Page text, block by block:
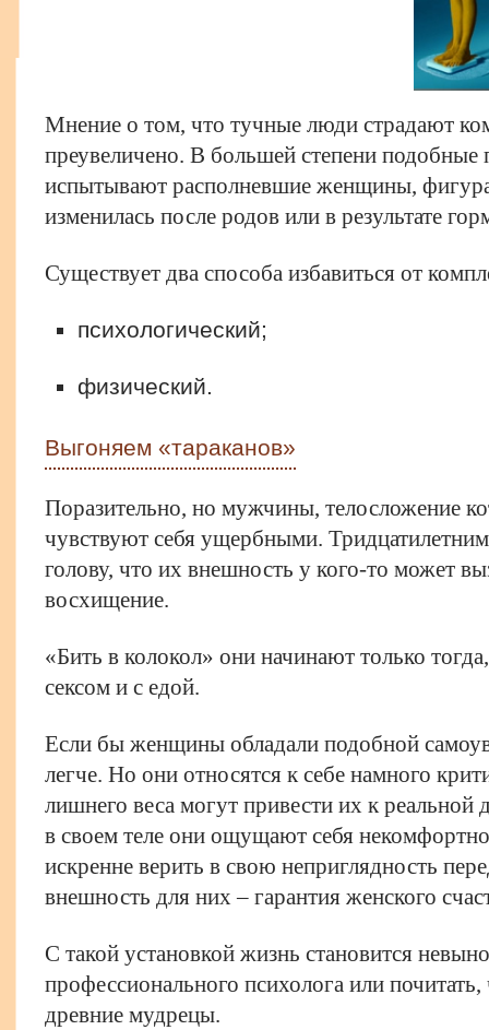
Мнение о том, что тучные люди страдают
преувеличено. В большей степени подобные
испытывают располневшие женщины,
изменилась после родов или в результате
Существует два способа избавиться от
психологический;
физический.
Выгоняем «тараканов»
Поразительно, но мужчины, телосложение
чувствуют себя ущербными.
голову, что их внешность у кого-то может
восхищение.
«Бить в колокол» они начинают только
сексом и с едой.
Если бы женщины обладали подобной
легче. Но они относятся к себе намного
лишнего веса могут привести их к реальной
в своем теле они ощущают себя
искренне верить в свою неприглядность
внешность для них – гарантия женского
С такой установкой жизнь становится
профессионального психолога или
древние мудрецы.